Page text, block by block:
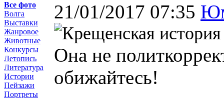
Все фото
Волга
Выставки
Жанровое
Животные
Конкурсы
Летопись
Литература
Истории
Пейзажи
Портреты
21/01/2017 07:35
Она не
обижайтесь!